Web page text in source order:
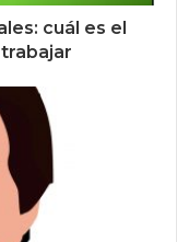
cuál es el